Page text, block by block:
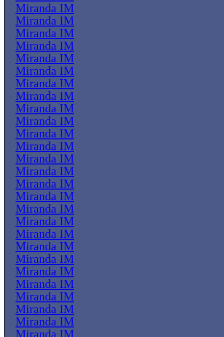
Miranda IM
Miranda IM
Miranda IM
Miranda IM
Miranda IM
Miranda IM
Miranda IM
Miranda IM
Miranda IM
Miranda IM
Miranda IM
Miranda IM
Miranda IM
Miranda IM
Miranda IM
Miranda IM
Miranda IM
Miranda IM
Miranda IM
Miranda IM
Miranda IM
Miranda IM
Miranda IM
Miranda IM
Miranda IM
Miranda IM
Miranda IM